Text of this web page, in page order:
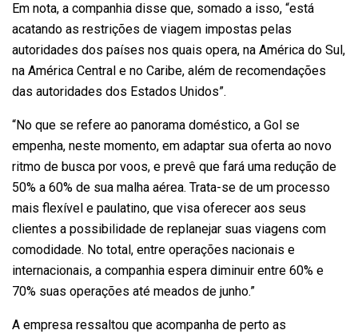
Em nota, a companhia disse que, somado a isso, “está
acatando as restrições de viagem impostas pelas
autoridades dos países nos quais opera, na América do Sul,
na América Central e no Caribe, além de recomendações
das autoridades dos Estados Unidos”.
“No que se refere ao panorama doméstico, a Gol se
empenha, neste momento, em adaptar sua oferta ao novo
ritmo de busca por voos, e prevê que fará uma redução de
50% a 60% de sua malha aérea. Trata-se de um processo
mais flexível e paulatino, que visa oferecer aos seus
clientes a possibilidade de replanejar suas viagens com
comodidade. No total, entre operações nacionais e
internacionais, a companhia espera diminuir entre 60% e
70% suas operações até meados de junho.”
A empresa ressaltou que acompanha de perto as